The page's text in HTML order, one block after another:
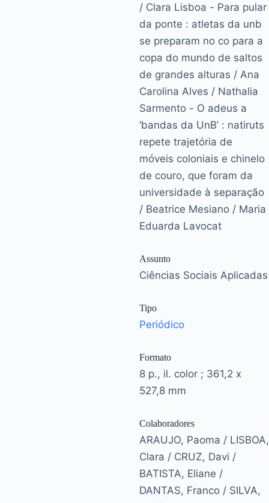
/ Clara Lisboa - Para pular
da ponte : atletas da unb
se preparam no co para a
copa do mundo de saltos
de grandes alturas / Ana
Carolina Alves / Nathalia
Sarmento - O adeus a
‘bandas da UnB’ : natiruts
repete trajetória de
móveis coloniais e chinelo
de couro, que foram da
universidade à separação
/ Beatrice Mesiano / Maria
Eduarda Lavocat
Assunto
Ciências Sociais Aplicadas
Tipo
Periódico
Formato
8 p., il. color ; 361,2 x
527,8 mm
Colaboradores
ARAUJO, Paoma / LISBOA,
Clara / CRUZ, Davi /
BATISTA, Eliane /
DANTAS, Franco / SILVA,